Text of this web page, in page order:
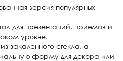
версия популярных
для презентаций, приемов и
уровне.
закаленного стекла, а
форму для декора или